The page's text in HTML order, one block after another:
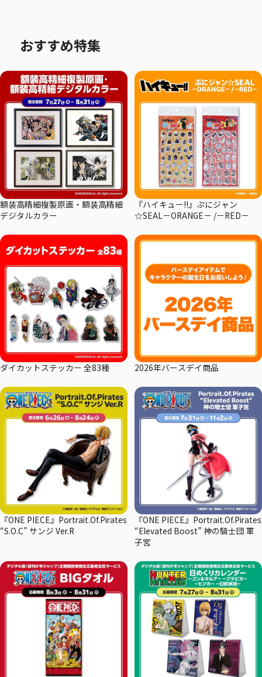
おすすめ特集
額装高精細複製原画・額装高精細
デジタルカラー
『ハイキュー!!』ぷにジャン
☆SEAL－ORANGE－ /－RED－
ダイカットステッカー 全83種 2026年バースデイ商品
『ONE PIECE』Portrait.Of.Pirates
“S.O.C” サンジ Ver.R
『ONE PIECE』Portrait.Of.Pirates
“Elevated Boost” 神の騎士団 軍
子宮